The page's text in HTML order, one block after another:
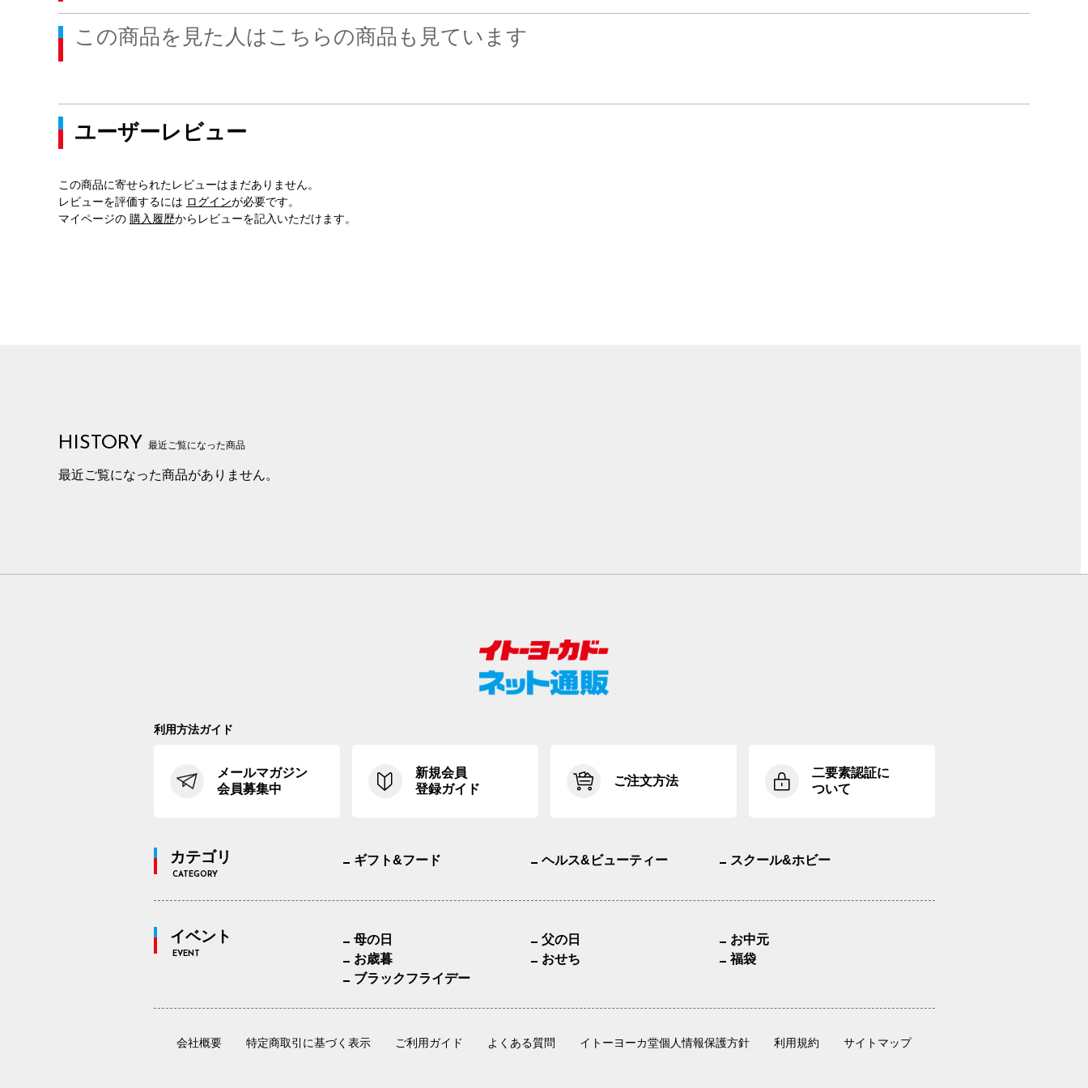
この商品を見た人はこちらの商品も見ています
ユーザーレビュー
この商品に寄せられたレビューはまだありません。
レビューを評価するには ログインが必要です。
マイページの 購入履歴からレビューを記入いただけます。
HISTORY 最近ご覧になった商品
最近ご覧になった商品がありません。
利用方法ガイド
メールマガジン
会員募集中
新規会員
登録ガイド
ご注文方法
二要素認証に
ついて
カテゴリ
CATEGORY
ギフト&フード ヘルス&ビューティー スクール&ホビー
イベント
EVENT
母の日 父の日
お中元
お歳暮
おせち
福袋
ブラックフライデー
会社概要 特定商取引に基づく表示 ご利用ガイド よくある質問 イトーヨーカ堂個人情報保護方針 利用規約 サイトマップ